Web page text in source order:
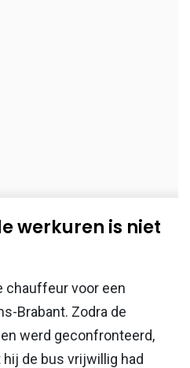
werkuren is niet
chauffeur voor een
Brabant. Zodra de
werd geconfronteerd,
de bus vrijwillig had